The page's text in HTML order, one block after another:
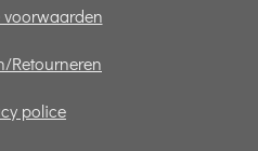
voorwaarden
Retourneren
police